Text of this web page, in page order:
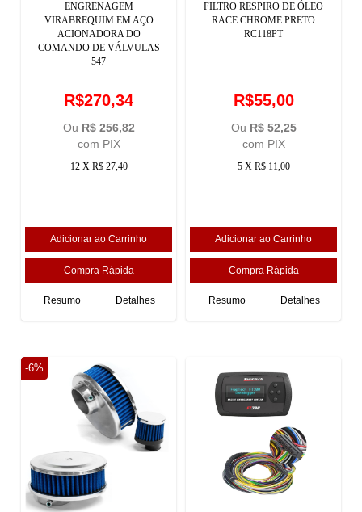
ENGRENAGEM
VIRABREQUIM EM AÇO
ACIONADORA DO
COMANDO DE VÁLVULAS
547
R$270,34
Ou R$ 256,82
com PIX
12 X R$ 27,40
Resumo Detalhes
FILTRO RESPIRO DE ÓLEO
RACE CHROME PRETO
RC118PT
R$55,00
Ou R$ 52,25
com PIX
5 X R$ 11,00
Resumo Detalhes
-6%